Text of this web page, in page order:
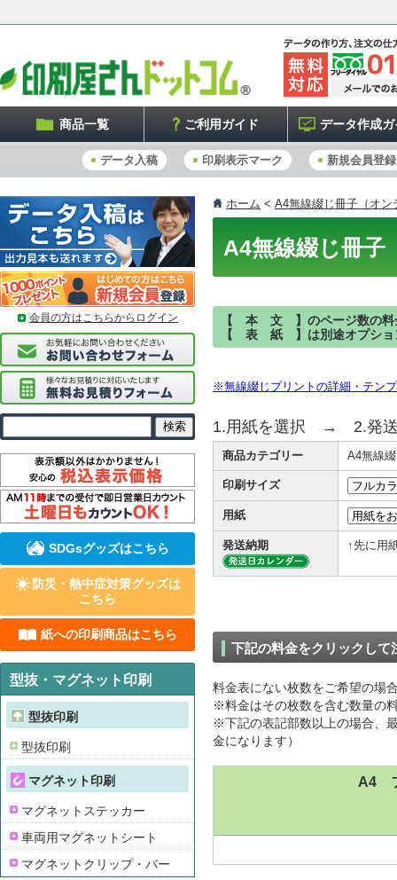
商品一覧 ご利用ガイド データ作成ガ
データ入稿 印刷表示マーク 新規会員登録
ホーム < A4無線綴じ冊子（オン
A4無線綴じ冊子
【 本 文 】のページ数の料
【 表 紙 】は別途オプショ
※無線綴じプリントの詳細・テン
1.用紙を選択 → 2.発
商品カテゴリー A4無線
印刷サイズ
用紙
発送納期 ↑先に用
下記の料金をクリックして
料金表にない枚数をご希望の場
※料金はその枚数を含む数量の
※下記の表記部数以上の場合、
金になります）
A4
会員の方はこちらからログイン
SDGsグッズはこちら
防災・熱中症対策グッズは
こちら
紙への印刷商品はこちら
型抜・マグネット印刷
型抜印刷
型抜印刷
マグネット印刷
マグネットステッカー
車両用マグネットシート
マグネットクリップ・バー